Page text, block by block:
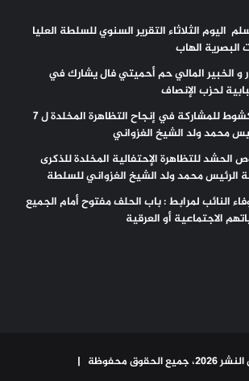
اليوم الثلاثاء التقرير السنوي للسلطة العليا
البصرية الهاب
الخبير المالي حم أحميتي فال يشارك في
لحزب الإنصاف
كيفه/ حضرا من نواكشوط للمشاركة في إنجاح التظاهرة المخلدة ل 7
محمد ولد الشيخ الغزواني
للتظاهرة الإحتفالية المخلدة للذكرى
الرئيس محمد ولد الشيخ الغزواني للسلطة
النائب لمرابط : باب الحلف مفتوح أمام الجميع
الاجتماعية أو العرقية
الحقوق محفوظة |